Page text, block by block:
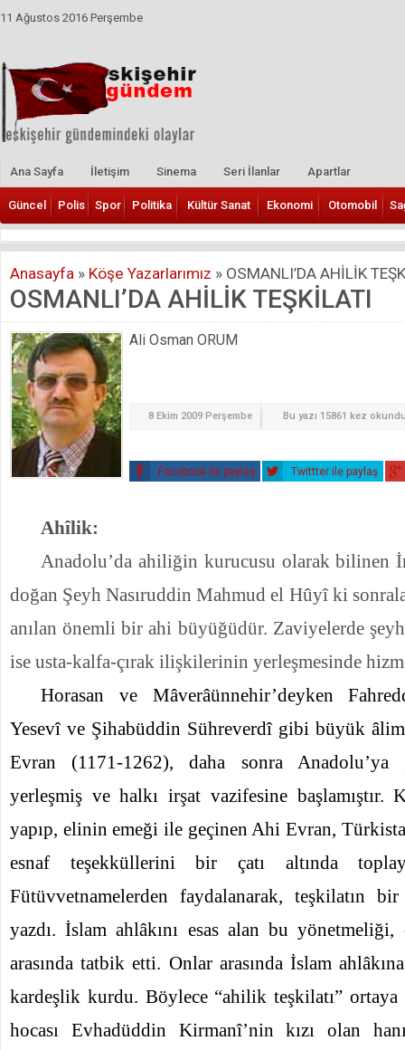
11 Ağustos 2016 Perşembe
Ana Sayfa İletişim Sinema Seri İlanlar Apartlar
Güncel Polis Spor Politika Kültür Sanat Ekonomi Otomobil
Anasayfa » Köşe Yazarlarımız » OSMANLI’DA AHİLİK
OSMANLI’DA AHİLİK TEŞKİLATI
Ali Osman ORUM
8 Ekim 2009 Perşembe Bu yazı 15861 kez
Facebook ile paylaş Twittter ile paylaş
Ahîlik:
Anadolu’da ahiliğin kurucusu olarak bilinen
doğan Şeyh Nasıruddin Mahmud el Hûyî ki
anılan önemli bir ahi büyüğüdür. Zaviyelerde
ise usta-kalfa-çırak ilişkilerinin yerleşmesinde
Horasan ve Mâverâünnehir’deyken
Yesevî ve Şihabüddin Sühreverdî gibi büyük
Evran (1171-1262), daha sonra Anadolu’ya
yerleşmiş ve halkı irşat vazifesine başlamıştır.
yapıp, elinin emeği ile geçinen Ahi Evran,
esnaf teşekküllerini bir çatı altında
Fütüvvetnamelerden faydalanarak, teşkilatın
yazdı. İslam ahlâkını esas alan bu yönetmeliği,
arasında tatbik etti. Onlar arasında İslam
kardeşlik kurdu. Böylece “ahilik teşkilatı” ortaya
hocası Evhadüddin Kirmanî’nin kızı olan